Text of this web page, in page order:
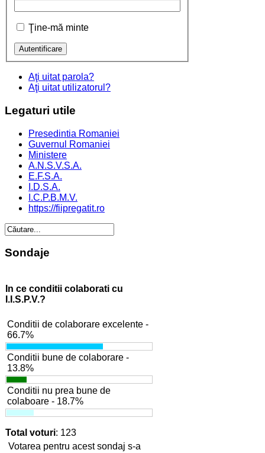
Ţine-mă minte
Aţi uitat parola?
Aţi uitat utilizatorul?
Legaturi utile
Presedintia Romaniei
Guvernul Romaniei
Ministere
A.N.S.V.S.A.
E.F.S.A.
I.D.S.A.
I.C.P.B.M.V.
https://fiipregatit.ro
Sondaje
In ce conditii colaborati cu
I.I.S.P.V.?
Conditii de colaborare excelente -
66.7%
Conditii bune de colaborare -
13.8%
Conditii nu prea bune de
colaboare - 18.7%
Total voturi: 123
Votarea pentru acest sondaj s-a